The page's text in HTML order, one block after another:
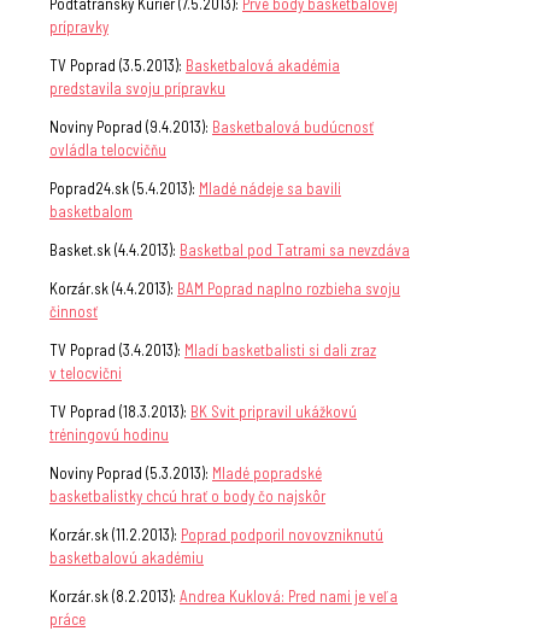
prípravky
TV Poprad (3.5.2013): Basketbalová akadémia
predstavila svoju prípravku
Noviny Poprad (9.4.2013): Basketbalová budúcnosť
ovládla telocvičňu
Poprad24.sk (5.4.2013): Mladé nádeje sa bavili
basketbalom
Basket.sk (4.4.2013): Basketbal pod Tatrami sa nevzdáva
Korzár.sk (4.4.2013): BAM Poprad naplno rozbieha svoju
činnosť
TV Poprad (3.4.2013): Mladí basketbalisti si dali zraz
v telocvični
TV Poprad (18.3.2013): BK Svit pripravil ukážkovú
tréningovú hodinu
Noviny Poprad (5.3.2013): Mladé popradské
basketbalistky chcú hrať o body čo najskôr
Korzár.sk (11.2.2013): Poprad podporil novovzniknutú
basketbalovú akadémiu
Korzár.sk (8.2.2013): Andrea Kuklová: Pred nami je veľa
práce